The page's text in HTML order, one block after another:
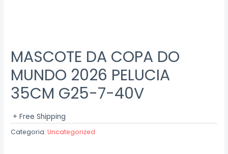
MASCOTE DA COPA DO
MUNDO 2026 PELUCIA
35CM G25-7-40V
+ Free Shipping
Categoria:Uncategorized